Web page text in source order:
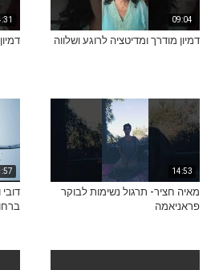
09:04
דמיון מודרך ומדיטציה לרוגע ושלווה
14:53
מאיה חציר- תרגול נשימות לבוקר
פראניאמה